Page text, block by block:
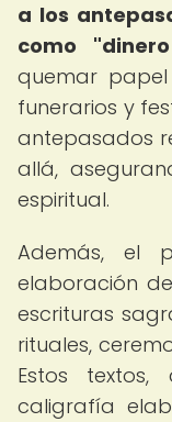
a los
como
quemar
funerarios y
antepasados
allá,
espiritual.
Además, el
elaboración
escrituras
rituales,
Estos
caligrafía